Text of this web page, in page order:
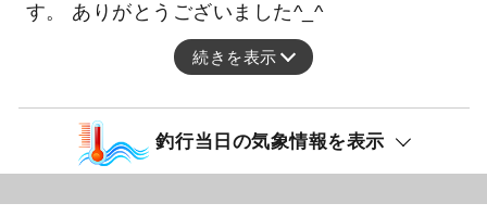
す。 ありがとうございました^_^
続きを表示
釣行当日の気象情報を表示